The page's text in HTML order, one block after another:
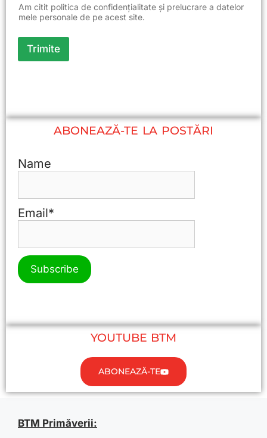
Am citit politica de confidențialitate și prelucrare a datelor
mele personale de pe acest site.
Trimite
ABONEAZĂ-TE LA POSTĂRI
Name
Email*
YOUTUBE BTM
ABONEAZĂ-TE
BTM Primăverii: